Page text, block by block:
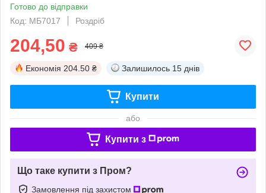
Готово до відправки
Код: МБ7017
Роздріб
204,50 ₴ 409 ₴
Економія 204.50 ₴ Залишилось 15 днів
Купити
або
Купити з
Що таке купити з Пром?
Замовлення під захистом